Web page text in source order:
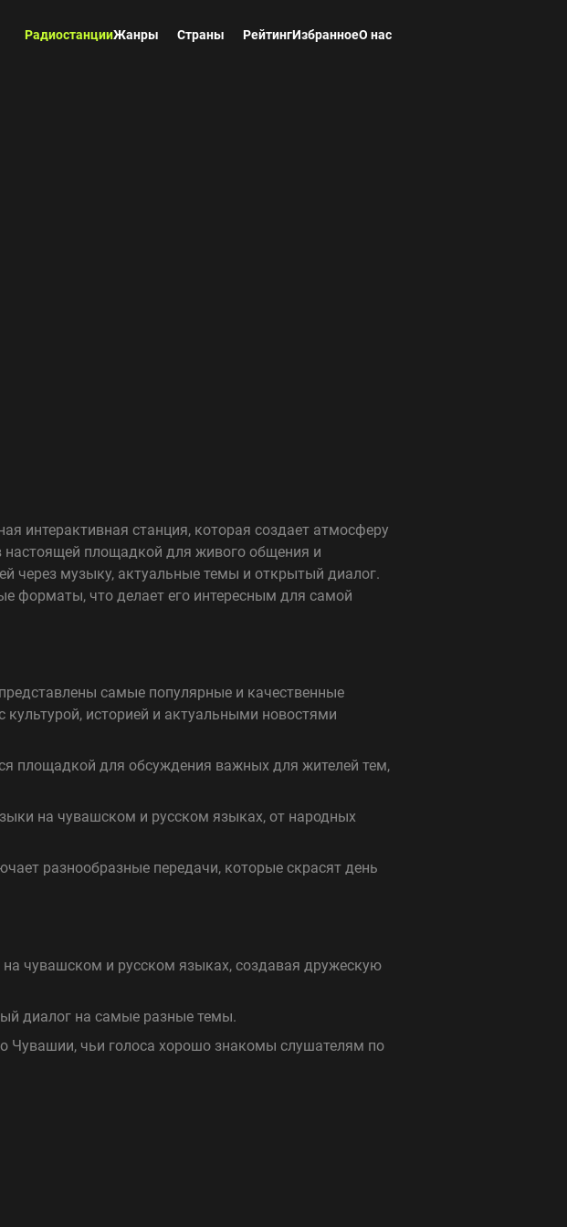
РадиостанцииЖанры Страны РейтингИзбранноеО нас
интерактивная станция, которая создает атмосферу
настоящей площадкой для живого общения и
через музыку, актуальные темы и открытый диалог.
форматы, что делает его интересным для самой
самые популярные и качественные
историей и актуальными новостями
площадкой для обсуждения важных для жителей тем,
на чувашском и русском языках, от народных
разнообразные передачи, которые скрасят день
чувашском и русском языках, создавая дружескую
диалог на самые разные темы.
Чувашии, чьи голоса хорошо знакомы слушателям по